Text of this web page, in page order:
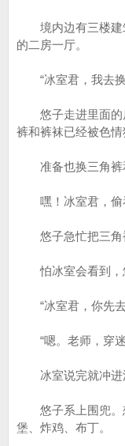
境内边有三楼建
的二房一厅。
“冰室君，我去换
悠子走进里面的
裤和裤袜已经被色情
准备也换三角裤
嘿！冰室君，偷
悠子急忙把三角
怕冰室会看到，
“冰室君，你先去
“嗯。老师，穿迷
冰室说完就冲进
悠子系上围兜。
堡、炸鸡、布丁。